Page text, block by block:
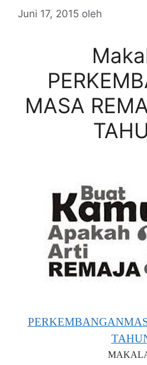
Juni 17, 2015 oleh
MASA